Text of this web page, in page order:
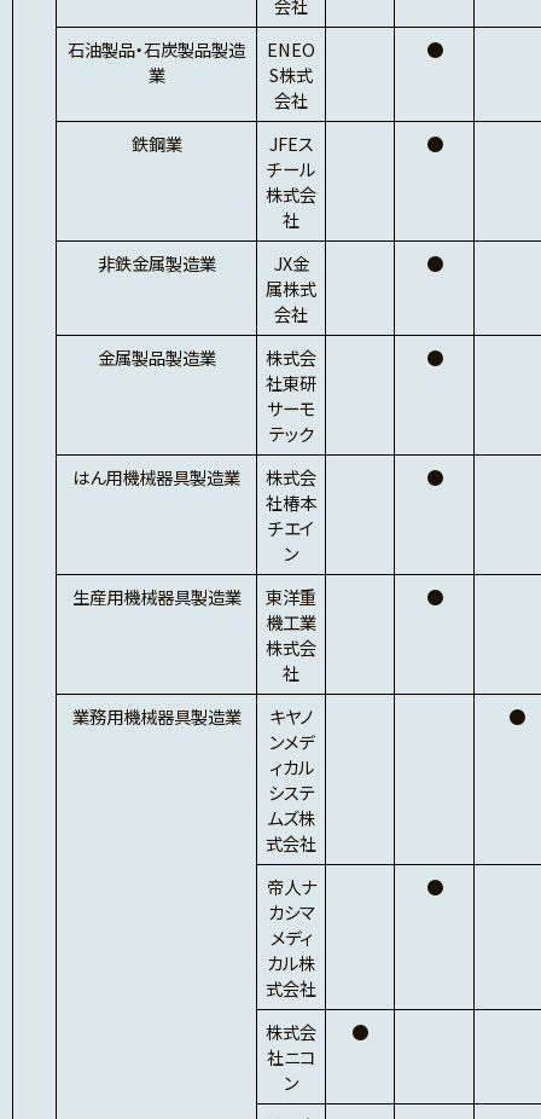
会社
石油製品・石炭製品製造
業
ENEO
S株式
会社
●
鉄鋼業
JFEス
チール
株式会
社
●
非鉄金属製造業
JX金
属株式
会社
●
金属製品製造業
株式会
社東研
サーモ
テック
●
はん用機械器具製造業
株式会
社椿本
チエイ
ン
●
生産用機械器具製造業
東洋重
機工業
株式会
社
●
業務用機械器具製造業
キヤノ
ンメデ
ィカル
システ
ムズ株
式会社
●
帝人ナ
カシマ
メディ
カル株
式会社
●
株式会
社ニコ
ン
●